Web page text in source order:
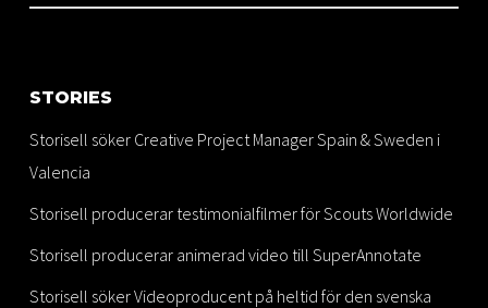
STORIES
Storisell söker Creative Project Manager Spain & Sweden i
Valencia
Storisell producerar testimonialfilmer för Scouts Worldwide
Storisell producerar animerad video till SuperAnnotate
Storisell söker Videoproducent på heltid för den svenska